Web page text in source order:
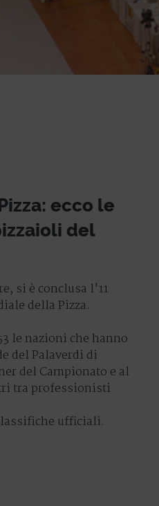
ecco le
del
si è conclusa l'11
della Pizza.
le nazioni che hanno
del Palaverdi di
del Campionato e al
tra professionisti
ufficiali.